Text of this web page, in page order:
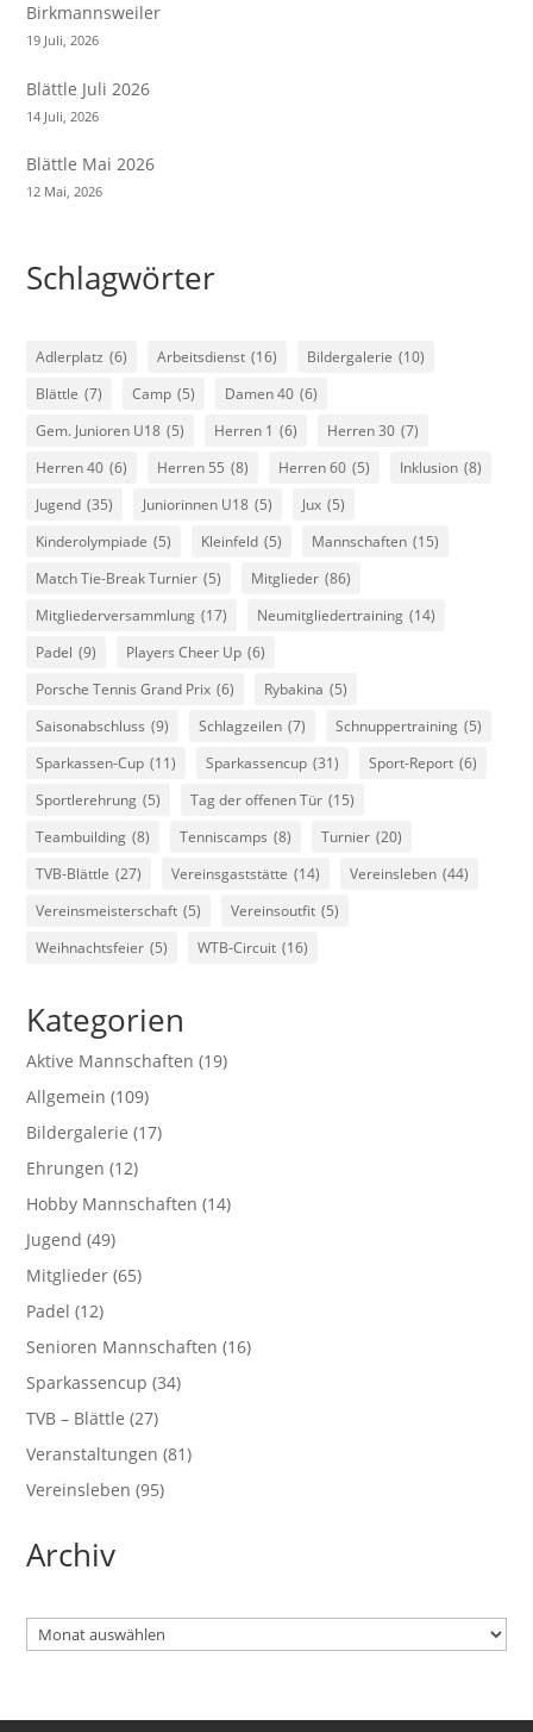
Birkmannsweiler
19 Juli, 2026
Blättle Juli 2026
14 Juli, 2026
Blättle Mai 2026
12 Mai, 2026
Schlagwörter
Adlerplatz (6) Arbeitsdienst (16) Bildergalerie (10)
Blättle (7) Camp (5) Damen 40 (6)
Gem. Junioren U18 (5) Herren 1 (6) Herren 30 (7)
Herren 40 (6) Herren 55 (8) Herren 60 (5) Inklusion (8)
Jugend (35) Juniorinnen U18 (5) Jux (5)
Kinderolympiade (5) Kleinfeld (5) Mannschaften (15)
Match Tie-Break Turnier (5) Mitglieder (86)
Mitgliederversammlung (17) Neumitgliedertraining (14)
Padel (9) Players Cheer Up (6)
Porsche Tennis Grand Prix (6) Rybakina (5)
Saisonabschluss (9) Schlagzeilen (7) Schnuppertraining (5)
Sparkassen-Cup (11) Sparkassencup (31) Sport-Report (6)
Sportlerehrung (5) Tag der offenen Tür (15)
Teambuilding (8) Tenniscamps (8) Turnier (20)
TVB-Blättle (27) Vereinsgaststätte (14) Vereinsleben (44)
Vereinsmeisterschaft (5) Vereinsoutfit (5)
Weihnachtsfeier (5) WTB-Circuit (16)
Kategorien
Aktive Mannschaften (19)
Allgemein (109)
Bildergalerie (17)
Ehrungen (12)
Hobby Mannschaften (14)
Jugend (49)
Mitglieder (65)
Padel (12)
Senioren Mannschaften (16)
Sparkassencup (34)
TVB – Blättle (27)
Veranstaltungen (81)
Vereinsleben (95)
Archiv
Archiv